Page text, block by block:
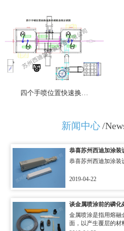
四个手喷位置快速换…
新闻中心/
恭喜苏州西迪加涂
恭喜苏州西迪加涂装
2019-04-22
谈金属喷涂前的磷
金属喷涂是指用熔融
面，以产生覆层的